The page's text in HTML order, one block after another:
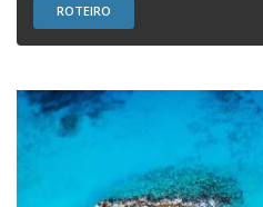
ROTEIRO